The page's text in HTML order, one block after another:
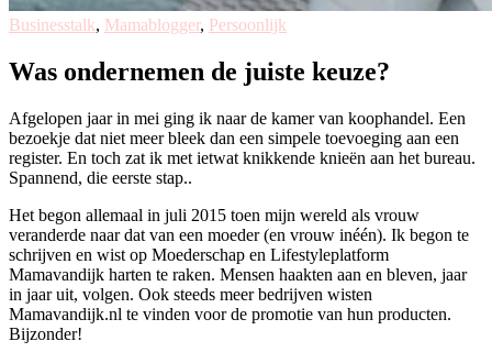
Businesstalk, Mamablogger, Persoonlijk
Was ondernemen de juiste keuze?
Afgelopen jaar in mei ging ik naar de kamer van koophandel. Een
bezoekje dat niet meer bleek dan een simpele toevoeging aan een
register. En toch zat ik met ietwat knikkende knieën aan het bureau.
Spannend, die eerste stap..
Het begon allemaal in juli 2015 toen mijn wereld als vrouw
veranderde naar dat van een moeder (en vrouw inéén). Ik begon te
schrijven en wist op Moederschap en Lifestyleplatform
Mamavandijk harten te raken. Mensen haakten aan en bleven, jaar
in jaar uit, volgen. Ook steeds meer bedrijven wisten
Mamavandijk.nl te vinden voor de promotie van hun producten.
Bijzonder!